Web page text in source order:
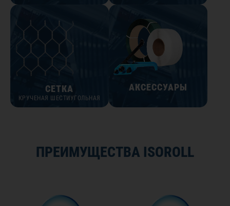
СЕТКА
КРУЧЕНАЯ ШЕСТИУГОЛЬНАЯ
АКСЕССУАРЫ
ПРЕИМУЩЕСТВА ISOROLL